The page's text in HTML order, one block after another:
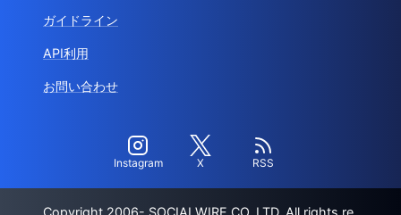
ガイドライン
API利用
お問い合わせ
Instagram X RSS
Copyright 2006- SOCIALWIRE CO.,LTD. All rights re